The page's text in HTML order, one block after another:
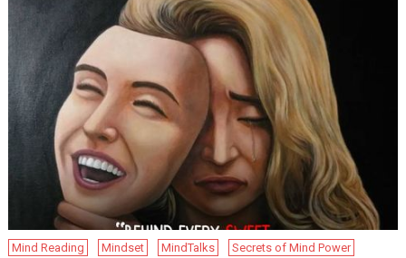
Mind Reading Mindset MindTalks
Secrets of Mind Power